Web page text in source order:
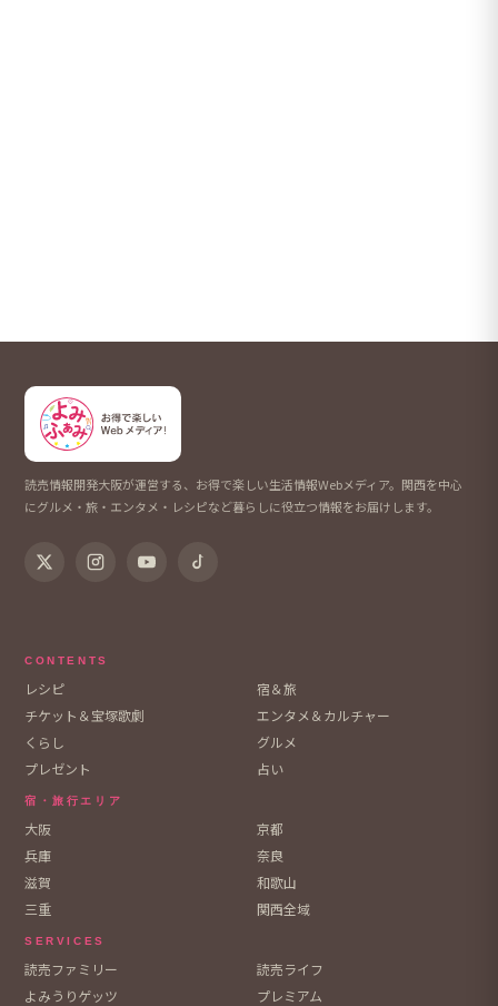
読売情報開発大阪が運営する、お得で楽しい生活情報Webメディア。関西を中心
にグルメ・旅・エンタメ・レシピなど暮らしに役立つ情報をお届けします。
CONTENTS
レシピ
宿＆旅
チケット＆宝塚歌劇
エンタメ＆カルチャー
くらし
グルメ
プレゼント
占い
宿・旅行エリア
大阪
京都
兵庫
奈良
滋賀
和歌山
三重
関西全域
SERVICES
読売ファミリー
読売ライフ
よみうりゲッツ
プレミアム